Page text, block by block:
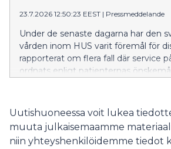
23.7.2026 12:50:23 EEST | Pressmeddelande
Under de senaste dagarna har den
vården inom HUS varit föremål för
rapporterat om flera fall där service
ordnats enligt patienternas
Uutishuoneessa voit lukea
muuta julkaisemaamme
niin yhteyshenkilöidemme tiedot